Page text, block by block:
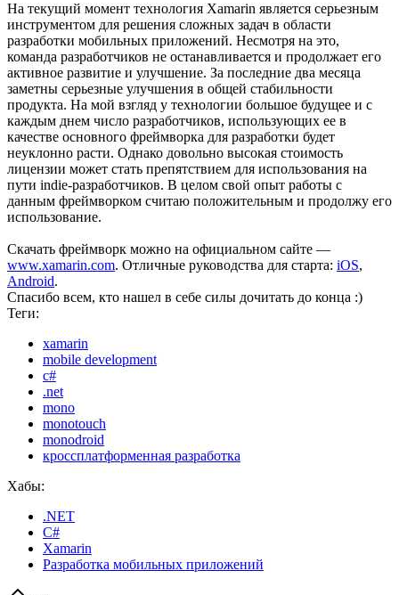
На текущий момент технология Xamarin является серьезным
инструментом для решения сложных задач в области
разработки мобильных приложений. Несмотря на это,
команда разработчиков не останавливается и продолжает его
активное развитие и улучшение. За последние два месяца
заметны серьезные улучшения в общей стабильности
продукта. На мой взгляд у технологии большое будущее и с
каждым днем число разработчиков, использующих ее в
качестве основного фреймворка для разработки будет
неуклонно расти. Однако довольно высокая стоимость
лицензии может стать препятствием для использования на
пути indie-разработчиков. В целом свой опыт работы с
данным фреймворком считаю положительным и продолжу его
использование.
Скачать фреймворк можно на официальном сайте —
www.xamarin.com. Отличные руководства для старта: iOS,
Android.
Спасибо всем, кто нашел в себе силы дочитать до конца :)
Теги:
xamarin
mobile development
c#
.net
mono
monotouch
monodroid
кроссплатформенная разработка
Хабы:
.NET
C#
Xamarin
Разработка мобильных приложений